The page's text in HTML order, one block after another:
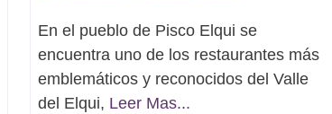
En el pueblo de Pisco Elqui se
encuentra uno de los restaurantes más
emblemáticos y reconocidos del Valle
del Elqui, Leer Mas...